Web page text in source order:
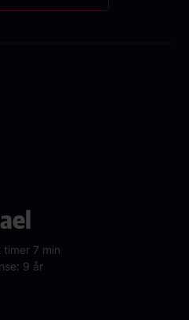
timer 7 min
9 år